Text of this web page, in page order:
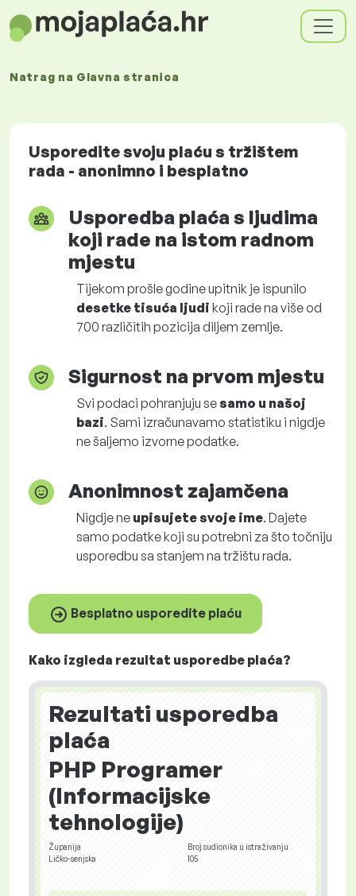
Natrag na Glavna stranica
Usporedite svoju plaću s tržištem
rada - anonimno i besplatno
Usporedba plaća s ljudima
koji rade na istom radnom
mjestu
Tijekom prošle godine upitnik je ispunilo
desetke tisuća ljudi koji rade na više od
700 različitih pozicija diljem zemlje.
Sigurnost na prvom mjestu
Svi podaci pohranjuju sesamo u našoj
bazi. Sami izračunavamo statistiku i nigdje
ne šaljemo izvorne podatke.
Anonimnost zajamčena
Nigdje ne upisujete svoje ime. Dajete
samo podatke koji su potrebni za što točniju
usporedbu sa stanjem na tržištu rada.
Besplatno usporedite plaću
Kako izgleda rezultat usporedbe plaća?
Rezultati usporedba
plaća
PHP Programer
(Informacijske
tehnologije)
Županija
Ličko-senjska
Broj sudionika u istraživanju
105